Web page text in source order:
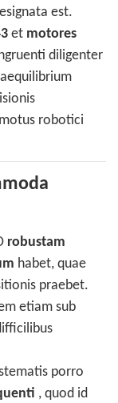
est.
et motores
diligenter
robotici
robustam
habet, quae
praebet.
etiam sub
porro
, quod id